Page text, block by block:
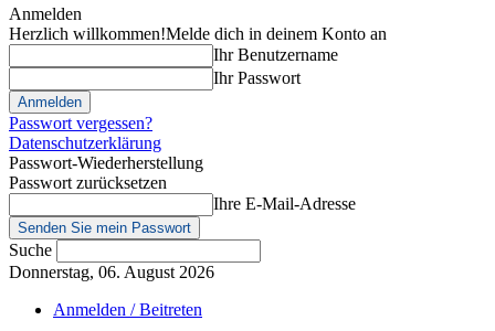
Anmelden
Herzlich willkommen!Melde dich in deinem Konto an
Ihr Benutzername
Ihr Passwort
Passwort vergessen?
Datenschutzerklärung
Passwort-Wiederherstellung
Passwort zurücksetzen
Ihre E-Mail-Adresse
Suche
Donnerstag, 06. August 2026
Anmelden / Beitreten